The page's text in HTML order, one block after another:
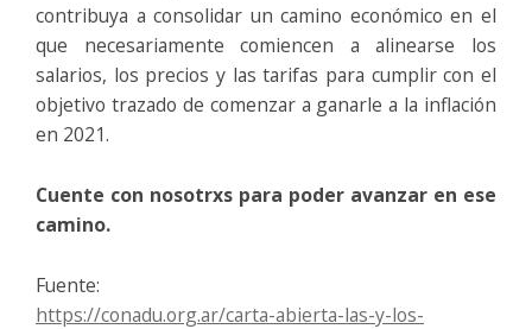
contribuya a consolidar un camino económico en el
que necesariamente comiencen a alinearse los
salarios, los precios y las tarifas para cumplir con el
objetivo trazado de comenzar a ganarle a la inflación
en 2021.
Cuente con nosotrxs para poder avanzar en ese
camino.
Fuente:
https://conadu.org.ar/carta-abierta-las-y-los-